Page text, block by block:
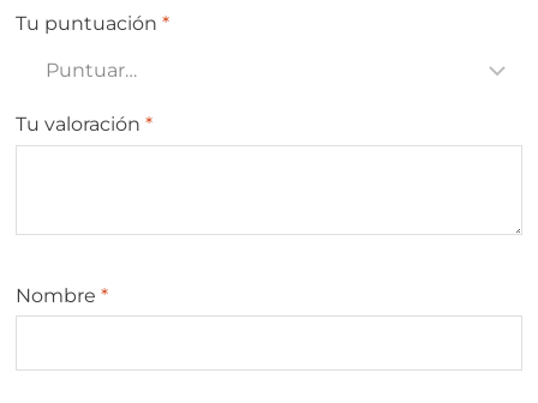
Tu puntuación *
Tu valoración *
Nombre *